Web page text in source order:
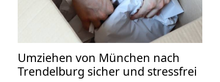
Umziehen von München nach
Trendelburg sicher und stressfrei